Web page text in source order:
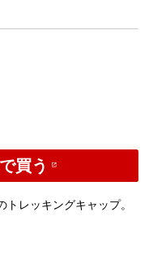
買う
レッキングキャップ。